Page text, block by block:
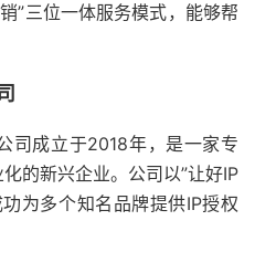
”三位一体服务模式，能够帮
司成立于2018年，是一家专
的新兴企业。公司以”让好IP
为多个知名品牌提供IP授权